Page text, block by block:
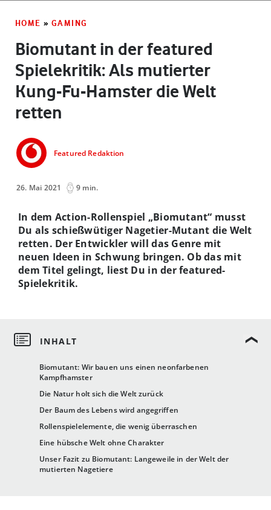
HOME » GAMING
Biomutant in der featured
Spielekritik: Als mutierter
Kung-Fu-Hamster die Welt
retten
Featured Redaktion
26. Mai 2021 9 min.
Biomutant: Wir bauen uns einen neonfarbenen
Kampfhamster
Die Natur holt sich die Welt zurück
Der Baum des Lebens wird angegriffen
Rollenspielelemente, die wenig überraschen
Eine hübsche Welt ohne Charakter
Unser Fazit zu Biomutant: Langeweile in der Welt der
mutierten Nagetiere
In dem Action-Rollenspiel „Biomutant“ musst
Du als schießwütiger Nagetier-Mutant die Welt
retten. Der Entwickler will das Genre mit
neuen Ideen in Schwung bringen. Ob das mit
dem Titel gelingt, liest Du in der featured-
Spielekritik.